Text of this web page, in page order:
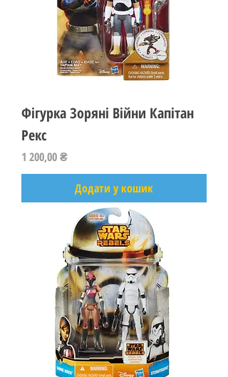
Фігурка Зоряні Війни Капітан
Рекс
Ціна
1 200,00 ₴
Додати у кошик